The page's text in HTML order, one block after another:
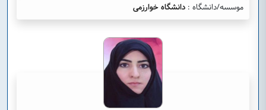
موسسه/دانشگاه : دانشگاه خوارزمی